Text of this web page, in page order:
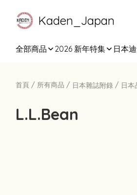
Kaden_Japan
全部商品 2026 新年特集 日本
首頁 / 所有商品 / 日本雜誌附錄 / 日本
L.L.Bean